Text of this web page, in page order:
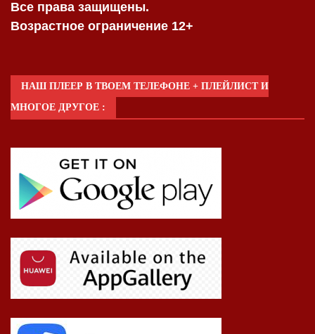
Все права защищены.
Возрастное ограничение 12+
НАШ ПЛЕЕР В ТВОЕМ ТЕЛЕФОНЕ + ПЛЕЙЛИСТ И
МНОГОЕ ДРУГОЕ :